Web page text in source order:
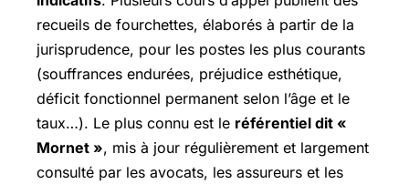
recueils de fourchettes, élaborés à partir de la
jurisprudence, pour les postes les plus courants
(souffrances endurées, préjudice esthétique,
déficit fonctionnel permanent selon l’âge et le
taux…). Le plus connu est le référentiel dit «
Mornet », mis à jour régulièrement et largement
consulté par les avocats, les assureurs et les